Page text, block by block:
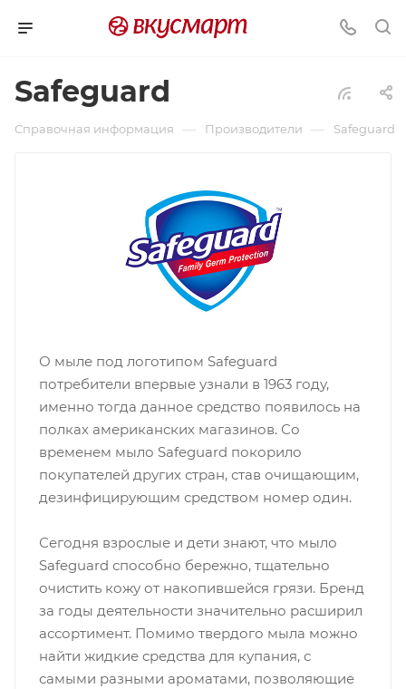
Safeguard
Справочная информация — Производители — Safeguard
О мыле под логотипом Safeguard
потребители впервые узнали в 1963 году,
именно тогда данное средство появилось на
полках американских магазинов. Со
временем мыло Safeguard покорило
покупателей других стран, став очищающим,
дезинфицирующим средством номер один.
Сегодня взрослые и дети знают, что мыло
Safeguard способно бережно, тщательно
очистить кожу от накопившейся грязи. Бренд
за годы деятельности значительно расширил
ассортимент. Помимо твердого мыла можно
найти жидкие средства для купания, с
самыми разными ароматами, позволяющие